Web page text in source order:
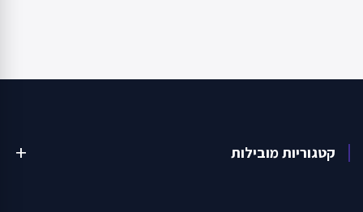
קטגוריות מובילות add